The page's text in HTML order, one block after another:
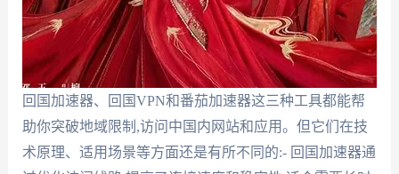
回国加速器、回国VPN和番茄加速器这三种工具都能帮
助你突破地域限制,访问中国内网站和应用。但它们在技
术原理、适用场景等方面还是有所不同的:- 回国加速器通